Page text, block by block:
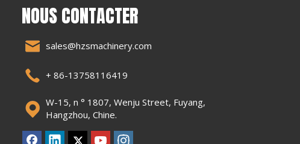
NOUS CONTACTER
sales@hzsmachinery.com
+ 86-13758116419
W-15, n ° 1807, Wenju Street, Fuyang,
Hangzhou, Chine.